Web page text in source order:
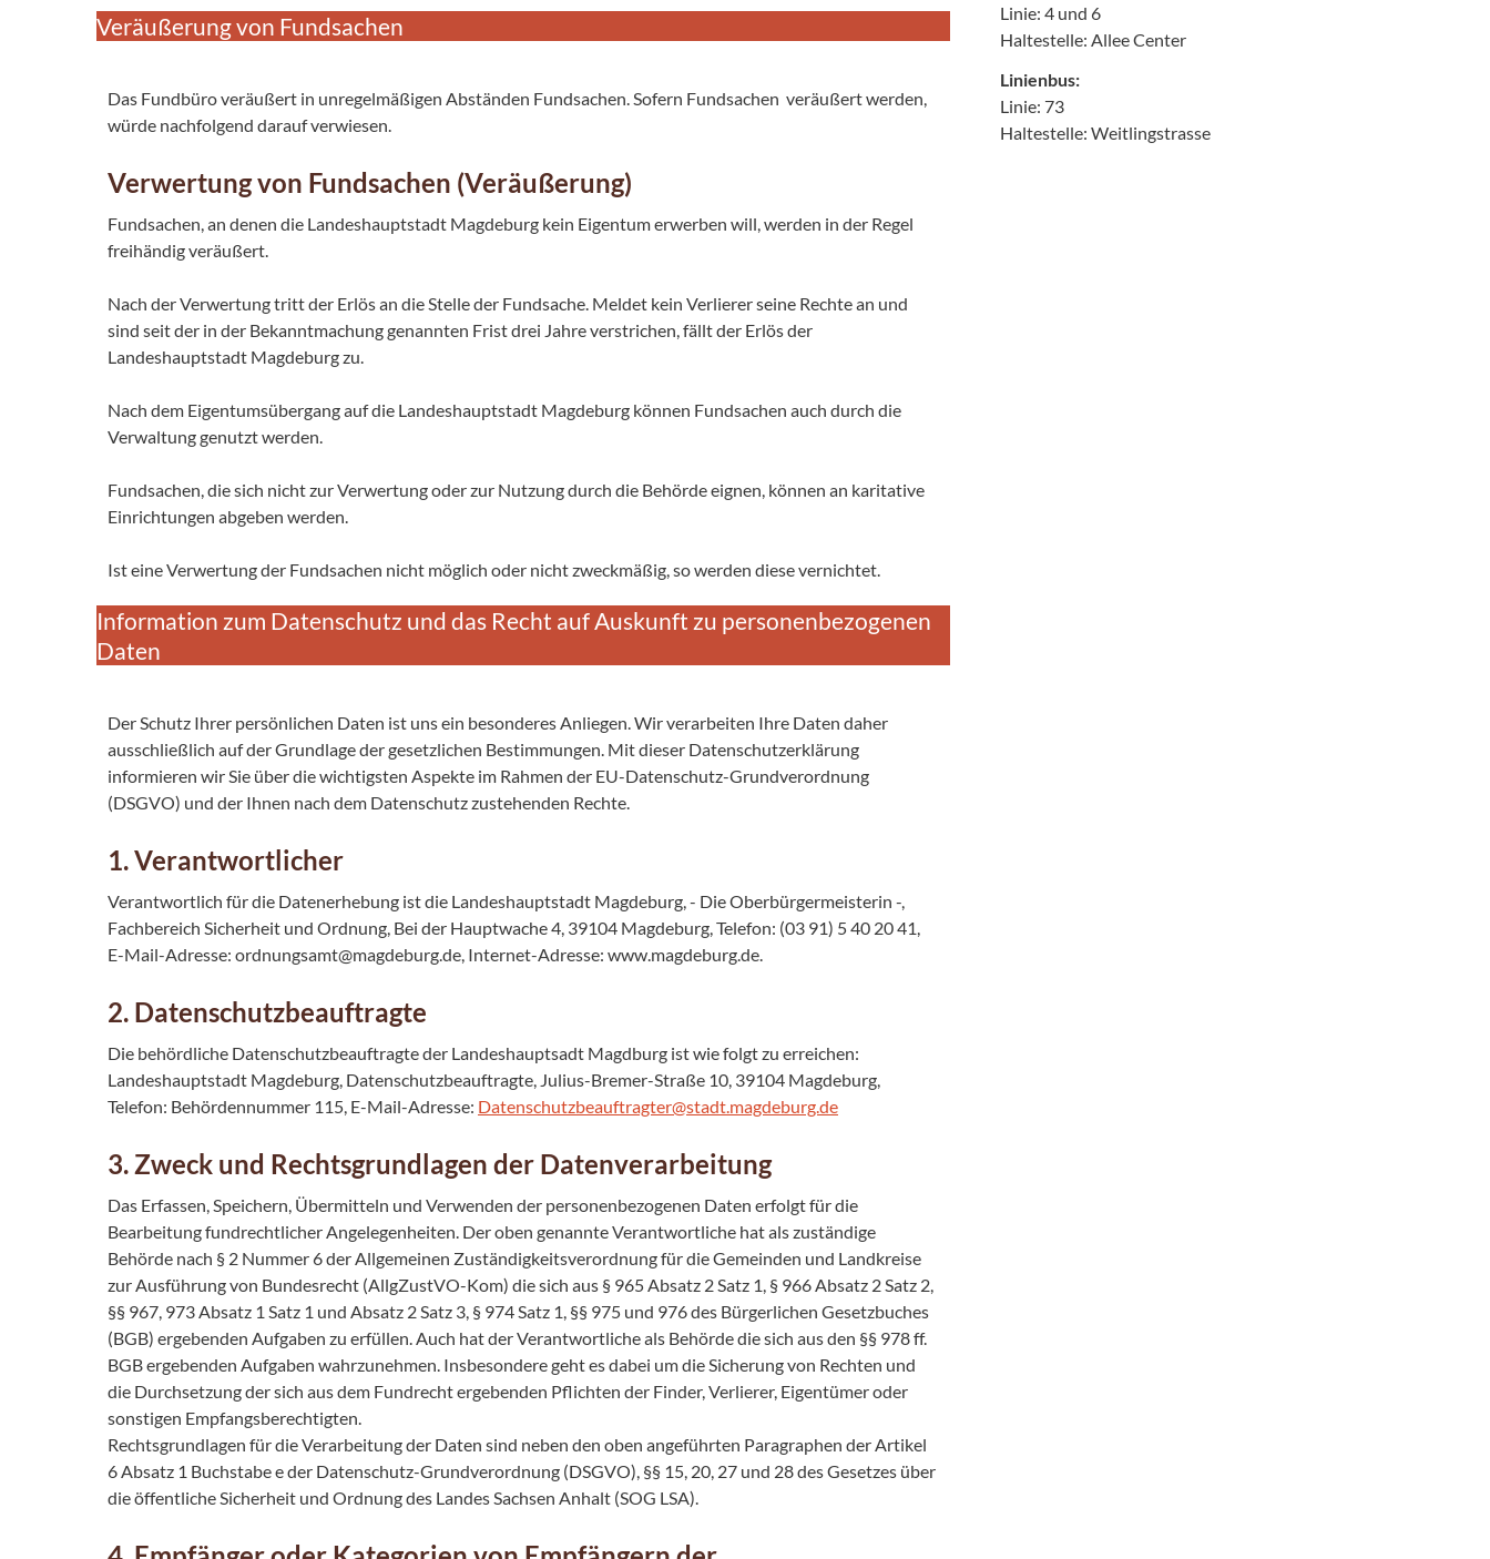
Veräußerung von Fundsachen
Das Fundbüro veräußert in unregelmäßigen Abständen Fundsachen. Sofern Fundsachen veräußert werden,
würde nachfolgend darauf verwiesen.
Verwertung von Fundsachen (Veräußerung)
Fundsachen, an denen die Landeshauptstadt Magdeburg kein Eigentum erwerben will, werden in der Regel
freihändig veräußert.
Nach der Verwertung tritt der Erlös an die Stelle der Fundsache. Meldet kein Verlierer seine Rechte an und
sind seit der in der Bekanntmachung genannten Frist drei Jahre verstrichen, fällt der Erlös der
Landeshauptstadt Magdeburg zu.
Nach dem Eigentumsübergang auf die Landeshauptstadt Magdeburg können Fundsachen auch durch die
Verwaltung genutzt werden.
Fundsachen, die sich nicht zur Verwertung oder zur Nutzung durch die Behörde eignen, können an karitative
Einrichtungen abgeben werden.
Ist eine Verwertung der Fundsachen nicht möglich oder nicht zweckmäßig, so werden diese vernichtet.
Information zum Datenschutz und das Recht auf Auskunft zu personenbezogenen
Daten
Der Schutz Ihrer persönlichen Daten ist uns ein besonderes Anliegen. Wir verarbeiten Ihre Daten daher
ausschließlich auf der Grundlage der gesetzlichen Bestimmungen. Mit dieser Datenschutzerklärung
informieren wir Sie über die wichtigsten Aspekte im Rahmen der EU-Datenschutz-Grundverordnung
(DSGVO) und der Ihnen nach dem Datenschutz zustehenden Rechte.
1. Verantwortlicher
Verantwortlich für die Datenerhebung ist die Landeshauptstadt Magdeburg, - Die Oberbürgermeisterin -,
Fachbereich Sicherheit und Ordnung, Bei der Hauptwache 4, 39104 Magdeburg, Telefon: (03 91) 5 40 20 41,
E-Mail-Adresse: ordnungsamt@magdeburg.de, Internet-Adresse: www.magdeburg.de.
2. Datenschutzbeauftragte
Die behördliche Datenschutzbeauftragte der Landeshauptsadt Magdburg ist wie folgt zu erreichen:
Landeshauptstadt Magdeburg, Datenschutzbeauftragte, Julius-Bremer-Straße 10, 39104 Magdeburg,
Telefon: Behördennummer 115, E-Mail-Adresse: Datenschutzbeauftragter@stadt.magdeburg.de
3. Zweck und Rechtsgrundlagen der Datenverarbeitung
Das Erfassen, Speichern, Übermitteln und Verwenden der personenbezogenen Daten erfolgt für die
Bearbeitung fundrechtlicher Angelegenheiten. Der oben genannte Verantwortliche hat als zuständige
Behörde nach § 2 Nummer 6 der Allgemeinen Zuständigkeitsverordnung für die Gemeinden und Landkreise
zur Ausführung von Bundesrecht (AllgZustVO-Kom) die sich aus § 965 Absatz 2 Satz 1, § 966 Absatz 2 Satz 2,
§§ 967, 973 Absatz 1 Satz 1 und Absatz 2 Satz 3, § 974 Satz 1, §§ 975 und 976 des Bürgerlichen Gesetzbuches
(BGB) ergebenden Aufgaben zu erfüllen. Auch hat der Verantwortliche als Behörde die sich aus den §§ 978 ff.
BGB ergebenden Aufgaben wahrzunehmen. Insbesondere geht es dabei um die Sicherung von Rechten und
die Durchsetzung der sich aus dem Fundrecht ergebenden Pflichten der Finder, Verlierer, Eigentümer oder
sonstigen Empfangsberechtigten.
Rechtsgrundlagen für die Verarbeitung der Daten sind neben den oben angeführten Paragraphen der Artikel
6 Absatz 1 Buchstabe e der Datenschutz-Grundverordnung (DSGVO), §§ 15, 20, 27 und 28 des Gesetzes über
die öffentliche Sicherheit und Ordnung des Landes Sachsen Anhalt (SOG LSA).
Linie: 4 und 6
Haltestelle: Allee Center
Linienbus:
Linie: 73
Haltestelle: Weitlingstrasse